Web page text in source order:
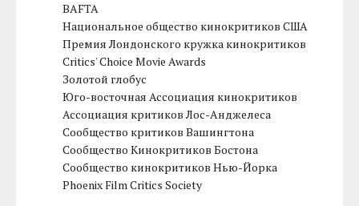
BAFTA
Национальное общество кинокритиков США
Премия Лондонского кружка кинокритиков
Critics' Choice Movie Awards
Золотой глобус
Юго-восточная Ассоциация кинокритиков
Ассоциация критиков Лос-Анджелеса
Сообщество критиков Вашингтона
Сообщество Кинокритиков Бостона
Сообщество кинокритиков Нью-Йорка
Phoenix Film Critics Society